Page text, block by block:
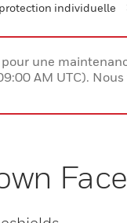
individuelle
une
AM UTC).